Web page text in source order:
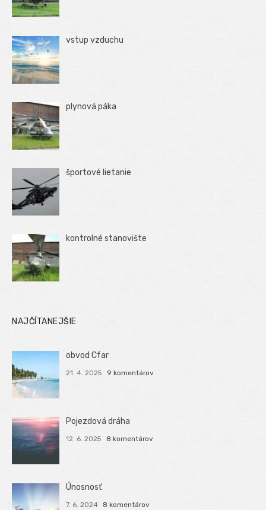
vstup vzduchu
plynová páka
športové lietanie
kontrolné stanovište
NAJČÍTANEJŠIE
obvod Cfar
21. 4. 2025 9 komentárov
Pojezdová dráha
12. 6. 2025 8 komentárov
Únosnosť
7. 6. 2024 8 komentárov